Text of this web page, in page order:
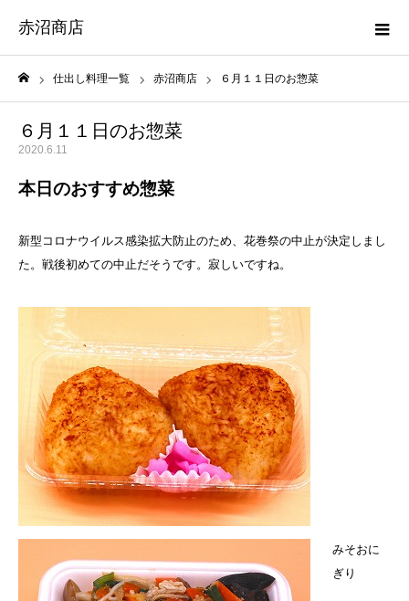
赤沼商店
仕出し料理一覧 赤沼商店 ６月１１日のお惣菜
６月１１日のお惣菜
2020.6.11
本日のおすすめ惣菜
新型コロナウイルス感染拡大防止のため、花巻祭の中止が決定しまし
た。戦後初めての中止だそうです。寂しいですね。
みそおに
ぎり